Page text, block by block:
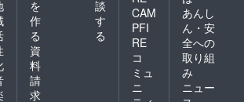
を
作
る
談
す
る
資
料
請
求
CAM
PFI
RE
コ
ミュ
ニ
あんし
ん・安
全への
取り組
み
ニュー